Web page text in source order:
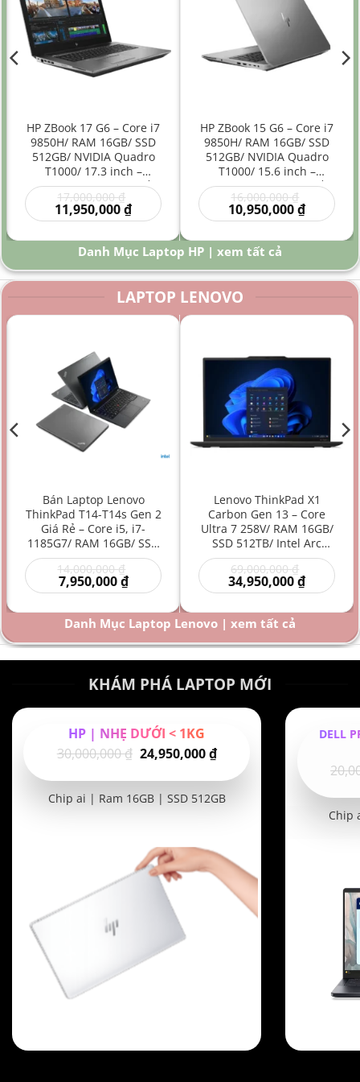
HP ZBook 17 G6 – Core i7
9850H/ RAM 16GB/ SSD
512GB/ NVIDIA Quadro
T1000/ 17.3 inch –
Laptop Workstation Đồ
Họa Kỹ Thuật Màn Hình
Lớn
17,000,000₫
gốc
là:
17,000,000 ₫.
11,950,000₫Giá
hiện
là:
11,950,000 ₫.
HP ZBook 15 G6 – Core i7
9850H/ RAM 16GB/ SSD
512GB/ NVIDIA Quadro
T1000/ 15.6 inch –
Laptop Workstation Đồ
Họa Kỹ Thuật Hiệu Năng
Cao
16,000,000₫
gốc
là:
10,950,000₫Giá
hiện
là:
₫.
Danh Mục Laptop HP | xem tất cả
LAPTOP LENOVO
Bán Laptop Lenovo
ThinkPad T14-T14s Gen 2
Giá Rẻ – Core i5, i7-
1185G7/ RAM 16GB/ SSD
512GB/ Intel Iris Xe
Graphics/ 14 inch –
Laptop doanh nhân/
Laptop bền bỉ/ Laptop
hiệu năng mạnh giá rẻ
14,000,000₫
gốc
là:
14,000,000 ₫.
7,950,000₫Giá
hiện
là:
7,950,000 ₫.
Lenovo ThinkPad X1
Carbon Gen 13 – Core
Ultra 7 258V/ RAM 16GB/
SSD 512TB/ Intel Arc
Graphics 140V/ 14 inch –
Laptop AI Doanh Nhân
Siêu Cao Cấp Mỏng Nhẹ
69,000,000₫
gốc
là:
34,950,000₫Giá
hiện
là:
₫.
Danh Mục Laptop Lenovo | xem tất cả
KHÁM PHÁ LAPTOP MỚI
HP | NHẸ DƯỚI < 1KG
30,000,000₫ Giá
là:
24,950,000₫Giá
hiện
tại
Chip ai | Ram 16GB | SSD 512GB
DELL
Chip